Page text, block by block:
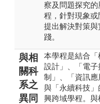
察及問題探究的
程，針對現象或
提出解決對策與
踐。
與相
關科
系之
異同
本學程是結合「
設計」、「電子
制」、「資訊應
與「永續科技」
興跨域學程。與